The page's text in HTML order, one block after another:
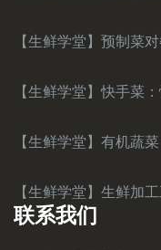
【生鲜学堂】预制菜
【生鲜学堂】快手菜
【生鲜学堂】有机蔬
【生鲜学堂】生鲜加
联系我们